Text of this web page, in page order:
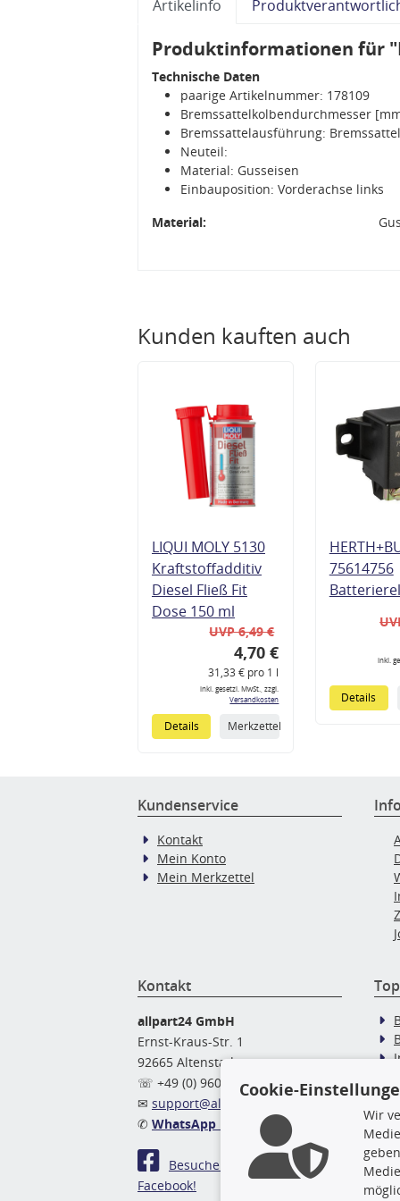
Artikelinfo
Produktinformationen für
Technische Daten
paarige Artikelnummer: 178109
Bremssattelkolbendurchmesser
Bremssattelausführung:
Neuteil:
Material: Gusseisen
Einbauposition: Vorderachse links
Material:
Kunden kauften auch
LIQUI MOLY 5130
Kraftstoffadditiv
Diesel Fließ Fit
Dose 150 ml
UVP 6,49 €
4,70 €
31,33 € pro 1 l
inkl. gesetzl. MwSt., zzgl.
Versandkosten
Details Merkzettel
75614756
inkl.
Details
Kundenservice
Kontakt
Mein Konto
Mein Merkzettel
Kontakt
allpart24 GmbH
Ernst-Kraus-Str. 1
92665 Altenstadt
☏ +49 (0) 9602 / 9 42 49 46
✉ support@allpart24.de
✆ WhatsApp Nachricht
Besuchen Sie uns auf
Facebook!
Cookie-
Wir